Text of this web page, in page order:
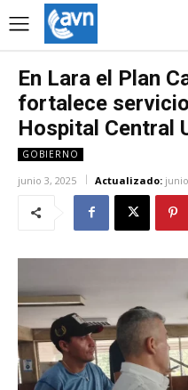
En Lara el Plan
fortalece
Hospital Central
GOBIERNO
junio 3, 2025 Actualizado: